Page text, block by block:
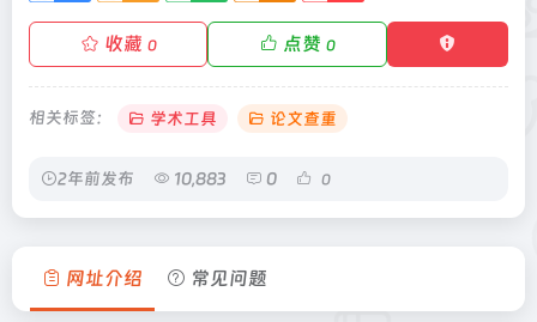
收藏 0 点赞 0
相关标签： 学术工具 论文查重
2年前发布 10,883 0 0
网址介绍 常见问题